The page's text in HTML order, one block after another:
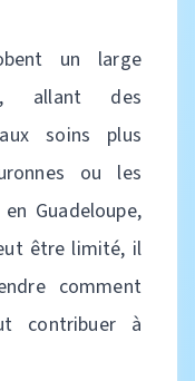
un large
allant des
soins plus
ou les
Guadeloupe,
être limité, il
comment
contribuer à